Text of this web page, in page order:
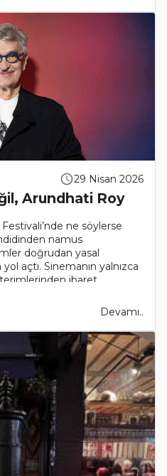
29 Nisan 2026
Arundhati Roy
ne söylerse
namus
doğrudan yasal
açtı. Sinemanın yalnızca
ibaret
Devamı..